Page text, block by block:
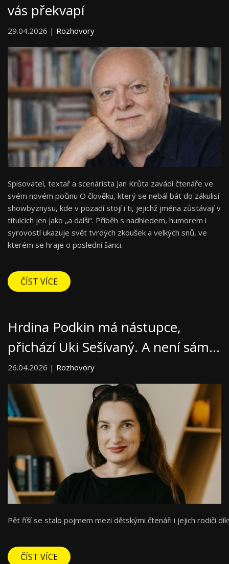
vás překvapí
29.04.2026 | Rozhovory
Spisovatel, textař a scenárista Jan Krůta zavádí čtenáře ve
svém novém počinu O člověku, který se nebál bát do zákulisí
showbyznysu, kde v pozadí stojí i ti, jejichž jména zůstávají v
titulcích jen jako „a další“. Příběh s nadhledem, humorem i
syrovostí ukazuje svět tvrdých zkoušek a velkých snů, ve
kterém se hraje o poslední šanci.
ČÍST VÍCE
Hrdina Podkin má nástupce,
přichází Uki Sešívaný. A není sám…
26.04.2026 | Rozhovory
Pět říší se stalo pojmem mezi dětskými čtenáři i jejich rodiči
ČÍST VÍCE